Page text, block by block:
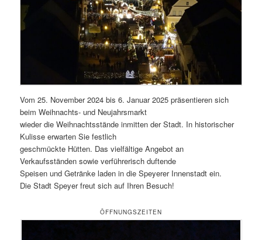
Vom 25. November 2024 bis 6. Januar 2025 präsentieren sich
beim Weihnachts- und Neujahrsmarkt
wieder die Weihnachtsstände inmitten der Stadt. In historischer
Kulisse erwarten Sie festlich
geschmückte Hütten. Das vielfältige Angebot an
Verkaufsständen sowie verführerisch duftende
Speisen und Getränke laden in die Speyerer Innenstadt ein.
Die Stadt Speyer freut sich auf Ihren Besuch!
ÖFFNUNGSZEITEN